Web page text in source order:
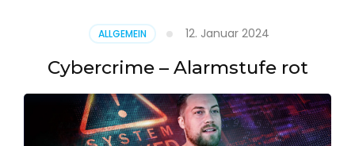
Produktion
ALLGEMEIN 12. Januar 2024
Cybercrime – Alarmstufe rot